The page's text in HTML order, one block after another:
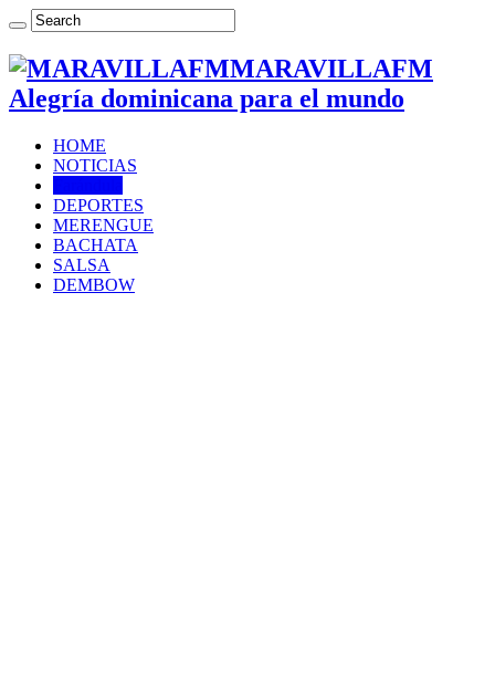
MARAVILLAFM
Alegría dominicana para el mundo
HOME
NOTICIAS
DEPORTES
MERENGUE
BACHATA
SALSA
DEMBOW